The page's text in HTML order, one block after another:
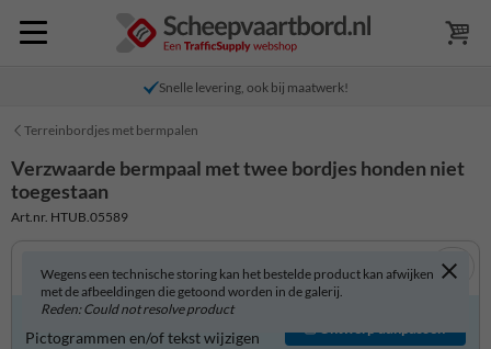
Snelle levering, ook bij maatwerk!
Terreinbordjes met bermpalen
Verzwaarde bermpaal met twee bordjes honden niet
toegestaan
Art.nr. HTUB.05589
Wegens een technische storing kan het bestelde product kan afwijken
met de afbeeldingen die getoond worden in de galerij.
Reden: Could not resolve product
Product zelf aanpassen?
Pictogrammen en/of tekst wijzigen
Ontwerp aanpassen